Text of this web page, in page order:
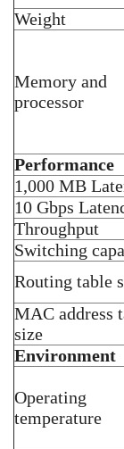
Weight
Memory and
processor
Performance
1,000 MB
10 Gbps
Throughput
Switching
Routing table
MAC address
size
Environment
Operating
temperature